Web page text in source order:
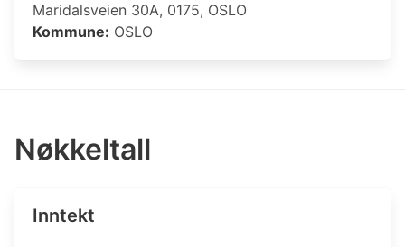
Maridalsveien 30A, 0175, OSLO
Kommune: OSLO
Nøkkeltall
Inntekt